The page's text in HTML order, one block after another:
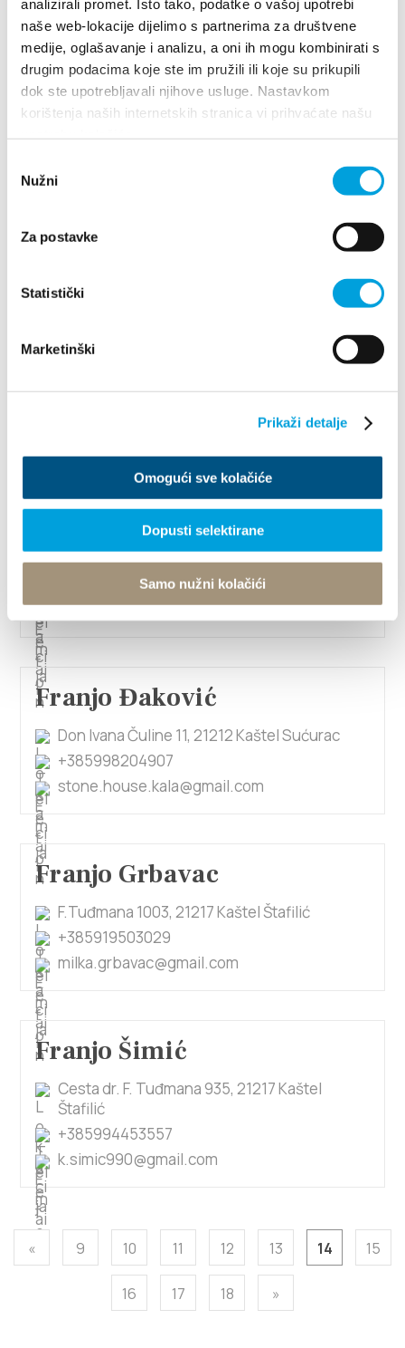
analizirali promet. Isto tako, podatke o vašoj upotrebi
naše web-lokacije dijelimo s partnerima za društvene
medije, oglašavanje i analizu, a oni ih mogu kombinirati s
drugim podacima koje ste im pružili ili koje su prikupili
dok ste upotrebljavali njihove usluge. Nastavkom
korištenja naših internetskih stranica vi prihvaćate našu
pristanka
Nužni
Za postavke
Statistički
Marketinški
Prikaži detalje
Omogući sve kolačiće
Dopusti selektirane
Samo nužni kolačići
PUT ZAGORACA 22, 21217 Kaštel Novi
+385915829054
benuticfrane@gmail.com
Frane Biočić
+385913655822
Frane Kuzmanić
Frane Šimetin
Stipe Pense 8, 21217 Kaštel Štafilić
+385959062552
ivona234@net.hr
Franjo Đaković
Don Ivana Čuline 11, 21212 Kaštel Sućurac
+385998204907
stone.house.kala@gmail.com
Franjo Grbavac
F.Tuđmana 1003, 21217 Kaštel Štafilić
+385919503029
milka.grbavac@gmail.com
Franjo Šimić
Cesta dr. F. Tuđmana 935, 21217 Kaštel
Štafilić
+385994453557
k.simic990@gmail.com
« 9 10 11 12 13 14 15
16 17 18 »